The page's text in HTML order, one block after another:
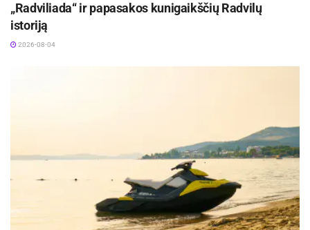
„Radviliada“ ir papasakos kunigaikščių Radvilų
istoriją
2026-08-04